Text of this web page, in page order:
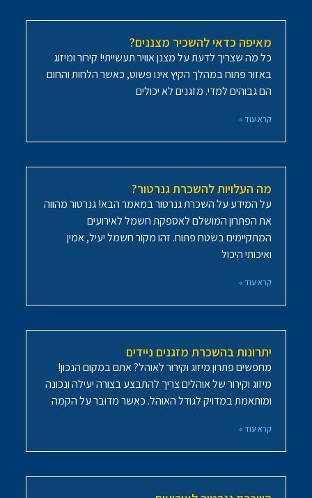
מאיפה כדאי להשכיר מצננים?
כל מה שצריך לדעת על מצנן אוויר תעשייתי! קירור ומיזוג
באזור פתוח במהלך הקיץ אינו פשוט, כאשר הלחות והחום
הם גבוהים למדי. מזגנים לא יכולים
קרא עוד »
מה העלויות להשכרת גנרטור?
על המידע על השכרת גנרטור במאמר הבא! גנרטור מהווה
את הפתרון המושלם לאספקת חשמל לאירועים
המתקיימים בשטח פתוח. זהו מקור חשמל יעיל, אמין
ואיכותי היכול
קרא עוד »
יתרונות בהשכרת מזגנים ניידים
מחפשים פתרון מיזוג וקירור לאוהל? אתם במקום הנכון!
מיזוג וקירור של אוהלים צריך להתבצע בצורה יעילה ונכונה
ומותאמת במדויק לגודל האוהל. כאשר מדובר על הקמה
קרא עוד »